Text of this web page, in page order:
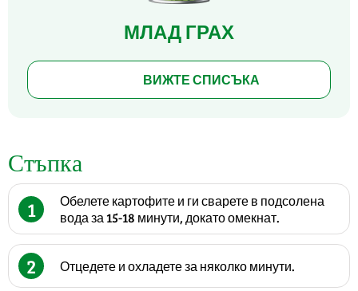
МЛАД ГРАХ
ВИЖТЕ СПИСЪКА
Стъпка
1
Обелете картофите и ги сварете в подсолена
вода за 15-18 минути, докато омекнат.
2 Отцедете и охладете за няколко минути.